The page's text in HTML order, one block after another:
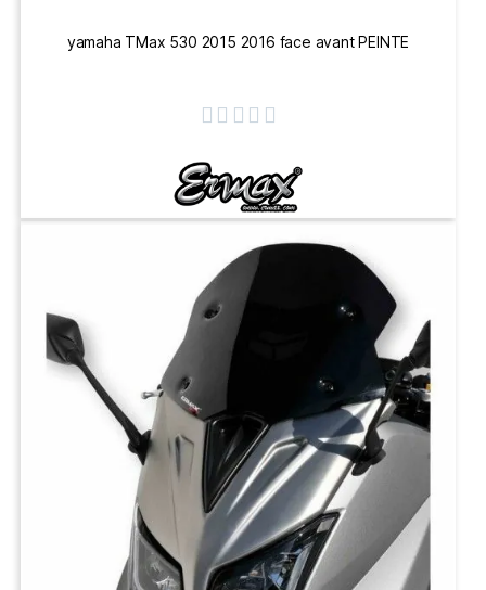
yamaha TMax 530 2015 2016 face avant PEINTE
    